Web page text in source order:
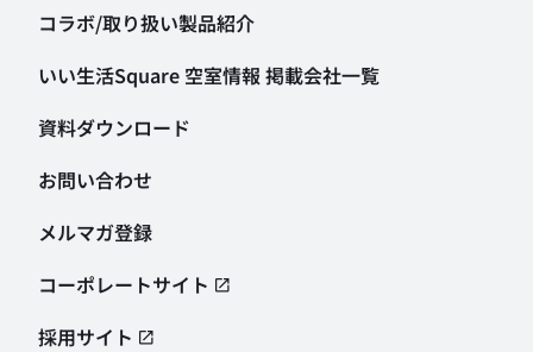
コラボ/取り扱い製品紹介
いい生活Square 空室情報 掲載会社一覧
資料ダウンロード
お問い合わせ
メルマガ登録
コーポレートサイト
採用サイト